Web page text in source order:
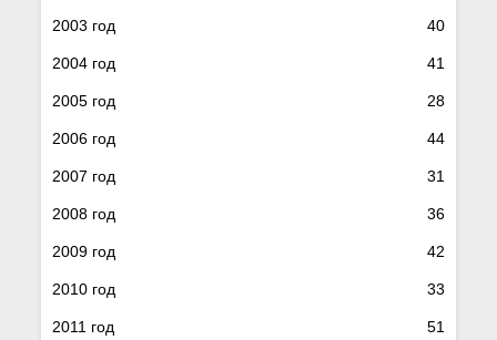
2003 год 40
2004 год 41
2005 год 28
2006 год 44
2007 год 31
2008 год 36
2009 год 42
2010 год 33
2011 год 51